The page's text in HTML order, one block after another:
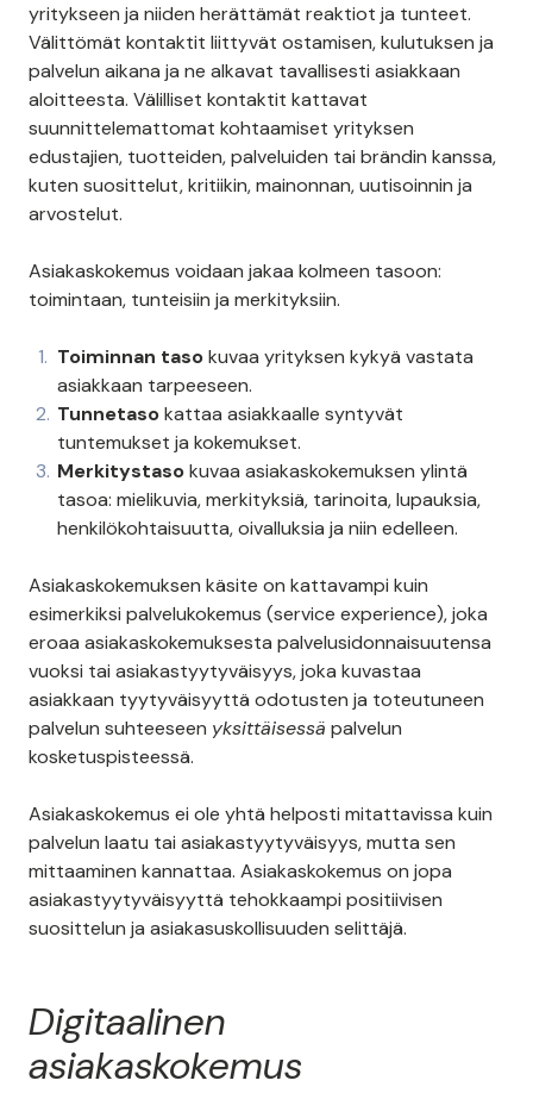
yritykseen ja niiden herättämät reaktiot ja tunteet.
Välittömät kontaktit liittyvät ostamisen, kulutuksen ja
palvelun aikana ja ne alkavat tavallisesti asiakkaan
aloitteesta. Välilliset kontaktit kattavat
suunnittelemattomat kohtaamiset yrityksen
edustajien, tuotteiden, palveluiden tai brändin kanssa,
kuten suosittelut, kritiikin, mainonnan, uutisoinnin ja
arvostelut.
Asiakaskokemus voidaan jakaa kolmeen tasoon:
toimintaan, tunteisiin ja merkityksiin.
Toiminnan tasokuvaa yrityksen kykyä vastata
asiakkaan tarpeeseen.
Tunnetasokattaa asiakkaalle syntyvät
tuntemukset ja kokemukset.
Merkitystasokuvaa asiakaskokemuksen ylintä
tasoa: mielikuvia, merkityksiä, tarinoita, lupauksia,
henkilökohtaisuutta, oivalluksia ja niin edelleen.
Asiakaskokemuksen käsite on kattavampi kuin
esimerkiksi palvelukokemus (service experience), joka
eroaa asiakaskokemuksesta palvelusidonnaisuutensa
vuoksi tai asiakastyytyväisyys, joka kuvastaa
asiakkaan tyytyväisyyttä odotusten ja toteutuneen
palvelun suhteeseen yksittäisessä palvelun
kosketuspisteessä.
Asiakaskokemus ei ole yhtä helposti mitattavissa kuin
palvelun laatu tai asiakastyytyväisyys, mutta sen
mittaaminen kannattaa. Asiakaskokemus on jopa
asiakastyytyväisyyttä tehokkaampi positiivisen
suosittelun ja asiakasuskollisuuden selittäjä.
Digitaalinen
asiakaskokemus